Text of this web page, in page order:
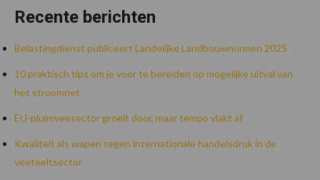
Recente berichten
Belastingdienst publiceert Landelijke Landbouwnormen 2025
10 praktisch tips om je voor te bereiden op mogelijke uitval van
het stroomnet
EU-pluimveesector groeit door, maar tempo vlakt af
Kwaliteit als wapen tegen internationale handelsdruk in de
veeteeltsector